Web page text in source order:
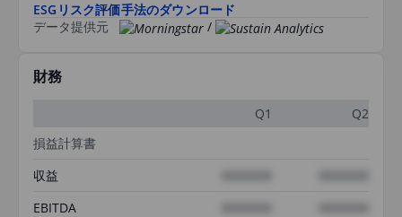
ESGリスク評価手法のダウンロード
データ提供元
/
財務
Q1
Q2
損益計算書
収益
EBITDA